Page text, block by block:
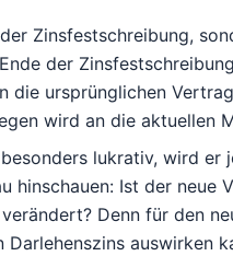
Zinsfestschreibung,
der
die ursprünglichen
wird an die aktuellen
lukrativ, wird
hinschauen: Ist der
Denn für den
auswirken